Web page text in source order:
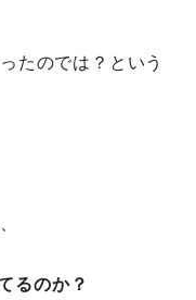
たのでは？という
るのか？